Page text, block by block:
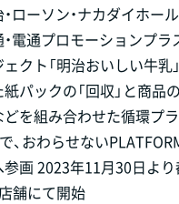
ローソン・ナカダイホー
・電通プロモーションプ
ェクト「明治おいしい牛乳
紙パックの「回収」と商品
どを組み合わせた循環プ
、おわらせない
参画 2023年11月30日よ
舗にて開始